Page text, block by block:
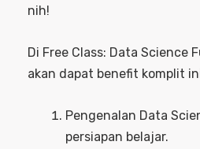
nih!
Di Free Class: Data Science
akan dapat benefit komplit
Pengenalan Data
persiapan belajar.